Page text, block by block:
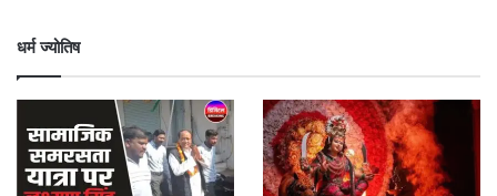
धर्म ज्योतिष